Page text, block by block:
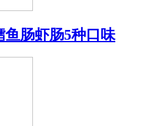
鱼肠虾肠5种口味